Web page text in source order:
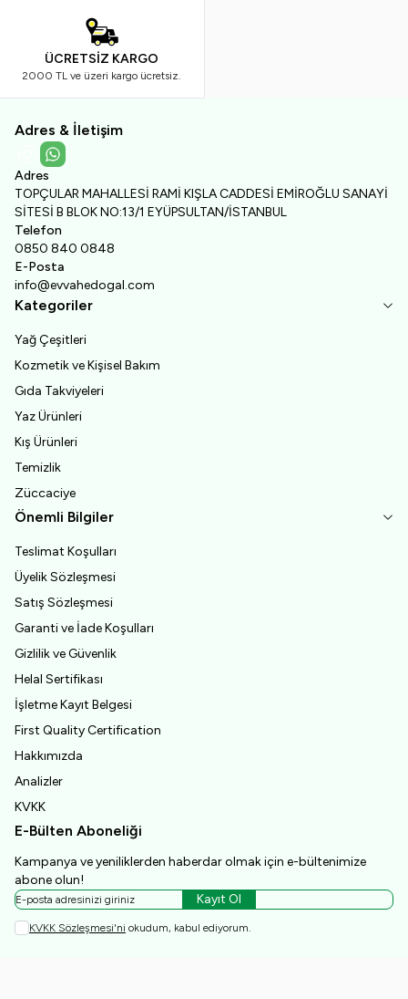
ÜCRETSİZ KARGO
2000 TL ve üzeri kargo ücretsiz.
Adres & İletişim
Adres
TOPÇULAR MAHALLESİ RAMİ KIŞLA CADDESİ EMİROĞLU SANAYİ
SİTESİ B BLOK NO:13/1 EYÜPSULTAN/İSTANBUL
Telefon
0850 840 0848
E-Posta
info@evvahedogal.com
Instagram
WhatsApp
Kategoriler
Yağ Çeşitleri
Kozmetik ve Kişisel Bakım
Gıda Takviyeleri
Yaz Ürünleri
Kış Ürünleri
Temizlik
Züccaciye
Önemli Bilgiler
Teslimat Koşulları
Üyelik Sözleşmesi
Satış Sözleşmesi
Garanti ve İade Koşulları
Gizlilik ve Güvenlik
Helal Sertifikası
İşletme Kayıt Belgesi
First Quality Certification
Hakkımızda
Analizler
KVKK
E-Bülten Aboneliği
Kampanya ve yeniliklerden haberdar olmak için e-bültenimize
abone olun!
Kayıt Ol
KVKK Sözleşmesi'ni okudum, kabul ediyorum.